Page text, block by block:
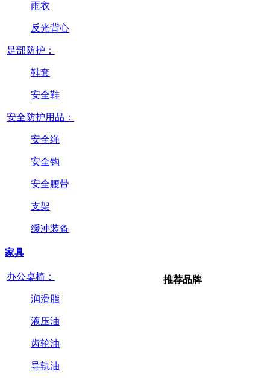
雨衣
反光背心
足部防护：
鞋套
安全鞋
安全防护用品：
安全绳
安全钩
安全腰带
支架
缓冲装备
家具
办公桌椅：
润滑脂
液压油
齿轮油
导轨油
推荐品牌